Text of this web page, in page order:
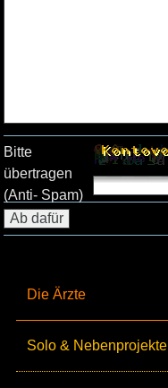
Die Ärzte
Solo & Nebenprojekte
Bitte
übertragen
(Anti- Spam)